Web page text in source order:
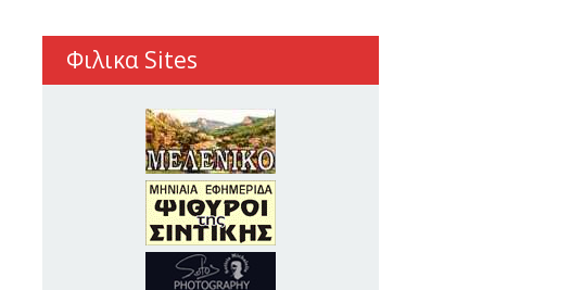
Φιλικα Sites